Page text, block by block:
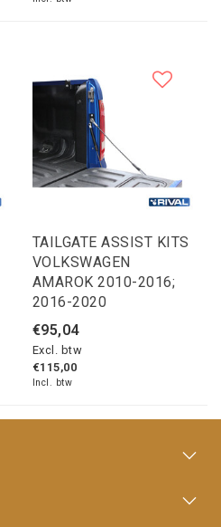
TAILGATE ASSIST KITS
VOLKSWAGEN
AMAROK 2010-2016;
2016-2020
€95,04
Excl. btw
€115,00
Incl. btw